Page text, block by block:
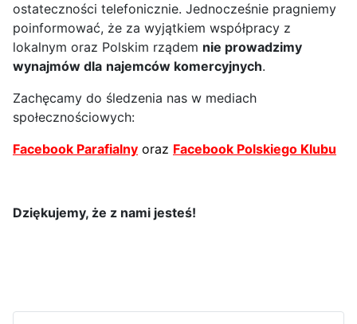
ostateczności telefonicznie. Jednocześnie pragniemy
poinformować, że za wyjątkiem współpracy z
lokalnym oraz Polskim rządem nie prowadzimy
wynajmów dla najemców komercyjnych.
Zachęcamy do śledzenia nas w mediach
społecznościowych:
Facebook Parafialny oraz Facebook Polskiego Klubu
Dziękujemy, że z nami jesteś!